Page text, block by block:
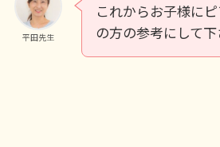
平田先生
これからお子様に
の方の参考にして下